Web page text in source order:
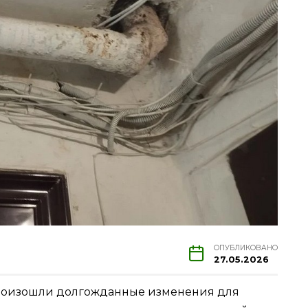
ОПУБЛИКОВАНО
27.05.2026
долгожданные изменения для